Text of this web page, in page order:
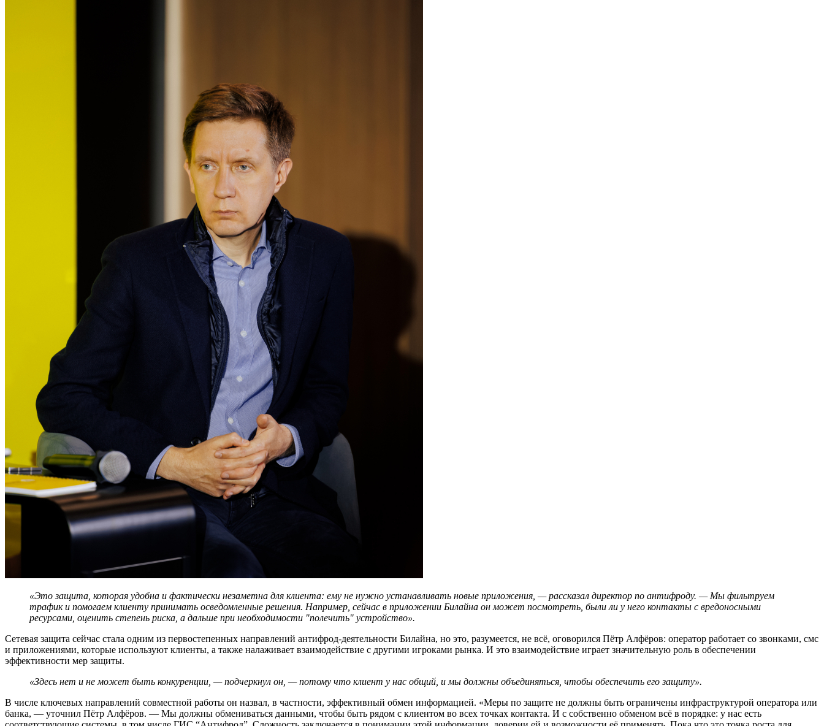
«Это защита, которая удобна и фактически незаметна для клиента: ему не нужно устанавливать новые приложения, — рассказал директор по антифроду. — Мы фильтруем
трафик и помогаем клиенту принимать осведомленные решения. Например, сейчас в приложении Билайна он может посмотреть, были ли у него контакты с вредоносными
ресурсами, оценить степень риска, а дальше при необходимости "полечить" устройство».
Сетевая защита сейчас стала одним из первостепенных направлений антифрод-деятельности Билайна, но это, разумеется, не всё, оговорился Пётр Алфёров: оператор работает со звонками, смс
и приложениями, которые используют клиенты, а также налаживает взаимодействие с другими игроками рынка. И это взаимодействие играет значительную роль в обеспечении
эффективности мер защиты.
«Здесь нет и не может быть конкуренции, — подчеркнул он, — потому что клиент у нас общий, и мы должны объединяться, чтобы обеспечить его защиту».
В числе ключевых направлений совместной работы он назвал, в частности, эффективный обмен информацией. «Меры по защите не должны быть ограничены инфраструктурой оператора или
банка, — уточнил Пётр Алфёров. — Мы должны обмениваться данными, чтобы быть рядом с клиентом во всех точках контакта. И с собственно обменом всё в порядке: у нас есть